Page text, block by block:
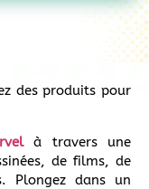
des produits pour
à travers une
de films, de
Plongez dans un